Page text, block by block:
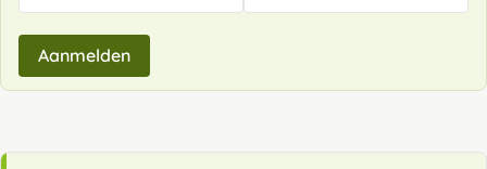
Aanmelden